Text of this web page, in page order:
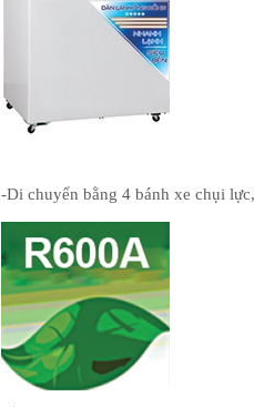
-Di chuyển bằng 4 bánh xe chụi